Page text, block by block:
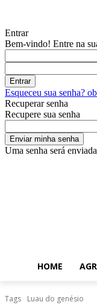
Entrar
Bem-vindo! Entre na
Esqueceu sua senha?
Recuperar senha
Recupere sua senha
Uma senha será
HOME
Tags Luau do genésio